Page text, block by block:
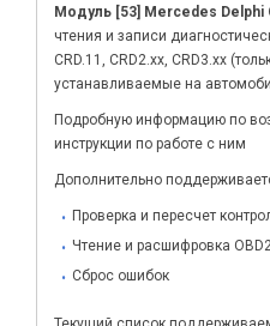
Модуль [53] Mercedes Delphi
чтения и записи
CRD.11, CRD2.xx, CRD3.xx
устанавливаемые на
Подробную информацию по
инструкции по работе с ним
Дополнительно
Проверка и пересчет
Чтение и расшифровка
Сброс ошибок